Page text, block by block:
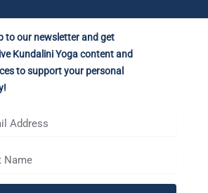
to our newsletter and get
Kundalini Yoga content and
to support your personal